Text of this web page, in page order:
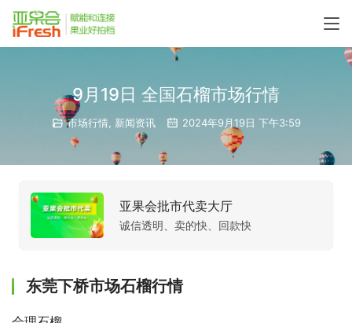
9月19日 全国石榴市场行情
市场行情, 新闻资讯 2024年9月19日 下午3:59
亚果会批市代卖大厅
诚信透明、卖的快、回款快
东莞下桥市场石榴行情